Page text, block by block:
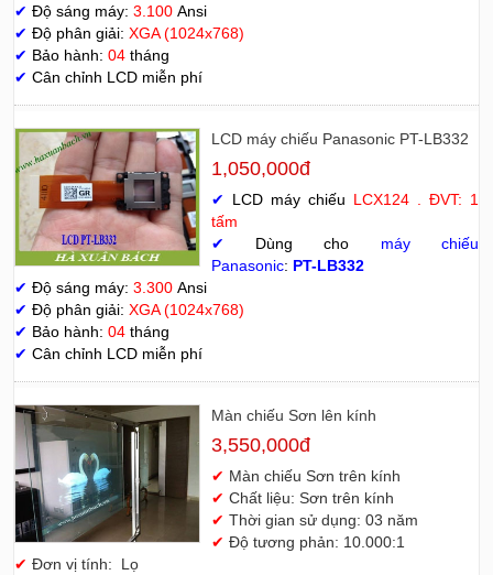
✔ Độ sáng máy: 3.100 Ansi
✔ Độ phân giải: XGA (1024x768)
✔ Bảo hành: 04 tháng
✔ Cân chỉnh LCD miễn phí
LCD máy chiếu Panasonic PT-LB332
1,050,000đ
✔ LCD máy chiếu LCX124 . ĐVT: 1
tấm
✔
Dùng cho máy chiếu
Panasonic: PT-LB332
✔ Độ sáng máy: 3.300 Ansi
✔ Độ phân giải: XGA (1024x768)
✔ Bảo hành: 04 tháng
✔ Cân chỉnh LCD miễn phí
Màn chiếu Sơn lên kính
3,550,000đ
✔ Màn chiếu Sơn trên kính
✔ Chất liệu: Sơn trên kính
✔ Thời gian sử dụng: 03 năm
✔ Độ tương phản: 10.000:1
✔ Đơn vị tính: Lọ